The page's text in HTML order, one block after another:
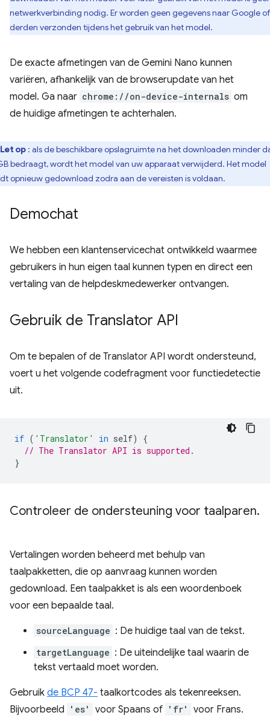
netwerkverbinding nodig. Er worden geen gegevens naar Google of
derden verzonden tijdens het gebruik van het model.
De exacte afmetingen van de Gemini Nano kunnen
variëren, afhankelijk van de browserupdate van het
model. Ga naar chrome://on-device-internals om
de huidige afmetingen te achterhalen.
Let op : als de beschikbare opslagruimte na het downloaden minder
bedraagt, wordt het model van uw apparaat verwijderd. Het model
opnieuw gedownload zodra aan de vereisten is voldaan.
Demochat
We hebben een klantenservicechat ontwikkeld waarmee
gebruikers in hun eigen taal kunnen typen en direct een
vertaling van de helpdeskmedewerker ontvangen.
Gebruik de Translator API
Om te bepalen of de Translator API wordt ondersteund,
voert u het volgende codefragment voor functiedetectie
uit.
if ( 'Translator' in self)
{
// The Translator API is supported.
}
Controleer de ondersteuning voor taalparen.
Vertalingen worden beheerd met behulp van
taalpakketten, die op aanvraag kunnen worden
gedownload. Een taalpakket is als een woordenboek
voor een bepaalde taal.
sourceLanguage : De huidige taal van de tekst.
targetLanguage : De uiteindelijke taal waarin de
tekst vertaald moet worden.
Gebruik de BCP 47- taalkortcodes als tekenreeksen.
Bijvoorbeeld
'es' voor Spaans of 'fr' voor Frans.